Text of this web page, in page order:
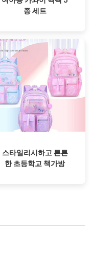
종 세트
스타일리시하고 튼튼
한 초등학교 책가방